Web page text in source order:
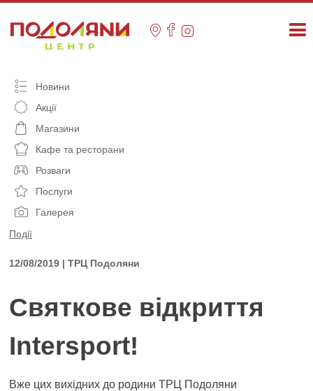
content
Новини
Акції
Магазини
Кафе та ресторани
Розваги
Послуги
Галерея
Події
12/08/2019 | ТРЦ Подоляни
Святкове відкриття
Іntersport!
Вже цих вихідних до родини ТРЦ Подоляни